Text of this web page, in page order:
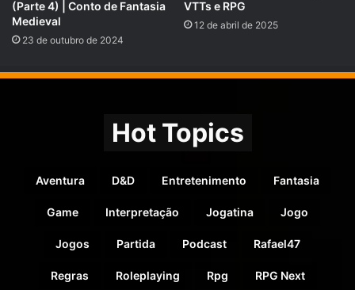
Império conta os anos desde a chegada dos humanos a
contagem Imperial Estando, agora, cinco anos depois em
Bragança conta os anos desde sua independência de
Império, estando hoje no ano de 1917.
depois e, pelo seu calendário inicial, o ano seria o de 1912.
Bragantino, o que muito irrita o xá.
(Parte 4) | Conto de Fantasia
Medieval
23 de outubro de 2024
VTTs e RPG
12 de abril de 2025
Hot Topics
Aventura D&D Entretenimento Fantasia
Game Interpretação Jogatina Jogo
Jogos Partida Podcast Rafael47
Regras Roleplaying Rpg RPG Next